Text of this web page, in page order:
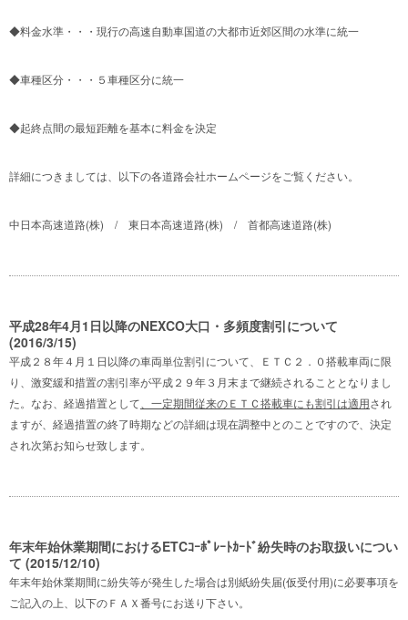
◆料金水準・・・現行の高速自動車国道の大都市近郊区間の水準に統一
◆車種区分・・・５車種区分に統一
◆起終点間の最短距離を基本に料金を決定
詳細につきましては、以下の各道路会社ホームページをご覧ください。
中日本高速道路(株) / 東日本高速道路(株) / 首都高速道路(株)
平成28年4月1日以降のNEXCO大口・多頻度割引について
(2016/3/15)
平成２８年４月１日以降の車両単位割引について、ＥＴＣ２．０搭載車両に限
り、激変緩和措置の割引率が平成２９年３月末まで継続されることとなりまし
た。なお、経過措置として 、一定期間従来のＥＴＣ搭載車にも割引は適用され
ますが、経過措置の終了時期などの詳細は現在調整中とのことですので、決定
され次第お知らせ致します。
年末年始休業期間におけるETCｺｰﾎﾟﾚｰﾄｶｰﾄﾞ紛失時のお取扱いについ
て (2015/12/10)
年末年始休業期間に紛失等が発生した場合は別紙紛失届(仮受付用)に必要事項を
ご記入の上、以下のＦＡＸ番号にお送り下さい。